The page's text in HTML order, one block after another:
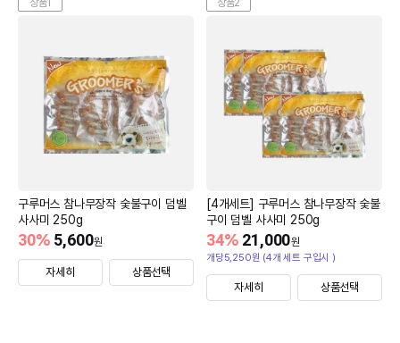
상품1
구루머스 참나무장작 숯불구이 덤벨
사사미 250g
5,600원
30%
자세히 상품선택
상품2
[4개세트] 구루머스 참나무장작 숯불
구이 덤벨 사사미 250g
21,000원
34%
개당5,250원 (4개 세트 구입시 )
자세히 상품선택